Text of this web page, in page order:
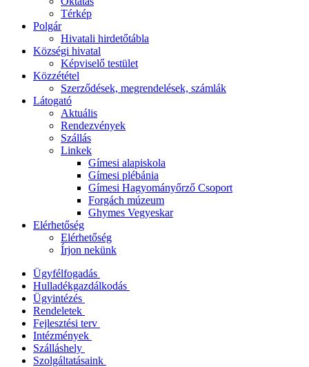
Térkép
Polgár
Hivatali hirdetőtábla
Községi hivatal
Képviselő testület
Közzététel
Szerződések, megrendelések, számlák
Látogató
Aktuális
Rendezvények
Szállás
Linkek
Gímesi alapiskola
Gímesi plébánia
Gímesi Hagyományőrző Csoport
Forgách múzeum
Ghymes Vegyeskar
Elérhetőség
Elérhetőség
Írjon nekünk
Ügyfélfogadás
Hulladékgazdálkodás
Ügyintézés
Rendeletek
Fejlesztési terv
Intézmények
Szálláshely
Szolgáltatásaink